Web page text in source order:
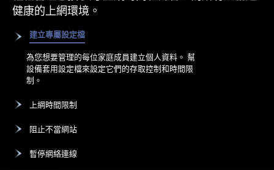
健康的上網環境。
建立專屬設定檔
為您想要管理的每位家庭成員建立個人資料。 幫
設備套用設定檔來設定它們的存取控制和時間限
制。
上網時間限制
阻止不當網站
暫停網絡連線